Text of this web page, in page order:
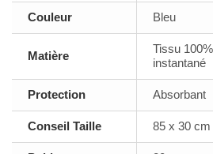
Couleur Bleu
Matière
Tissu
instantané
Protection Absorbant
Conseil Taille 85 x 30 cm